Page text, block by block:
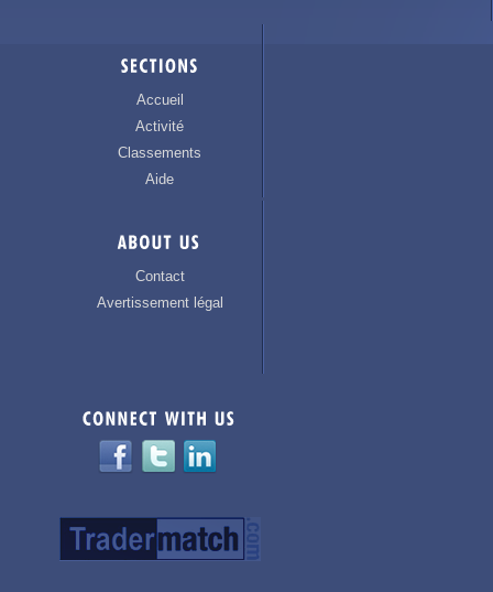
Accueil
Activité
Classements
Aide
Contact
Avertissement légal